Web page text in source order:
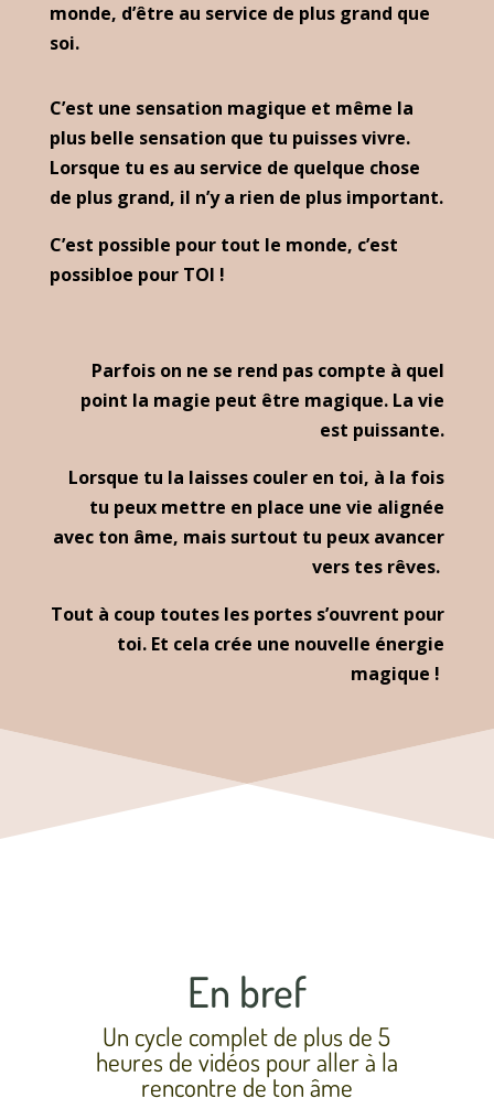
monde, d’être au service de plus grand que
soi.
C’est une sensation magique et même la
plus belle sensation que tu puisses vivre.
Lorsque tu es au service de quelque chose
de plus grand, il n’y a rien de plus important.
C’est possible pour tout le monde, c’est
possibloe pour TOI !
Parfois on ne se rend pas compte à quel
point la magie peut être magique. La vie
est puissante.
Lorsque tu la laisses couler en toi, à la fois
tu peux mettre en place une vie alignée
avec ton âme, mais surtout tu peux avancer
vers tes rêves.
Tout à coup toutes les portes s’ouvrent pour
toi. Et cela crée une nouvelle énergie
magique !
En bref
Un cycle complet de plus de 5
heures de vidéos pour aller à la
rencontre de ton âme